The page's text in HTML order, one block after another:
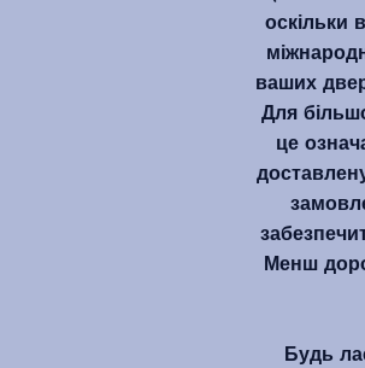
оскільки
ваших
Для
це
Менш
Будь